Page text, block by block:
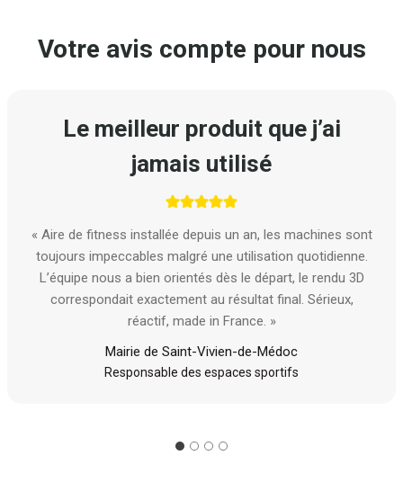
Votre avis compte pour nous
Le meilleur produit que j’ai
jamais utilisé
« Aire de fitness installée depuis un an, les machines sont
toujours impeccables malgré une utilisation quotidienne.
L’équipe nous a bien orientés dès le départ, le rendu 3D
correspondait exactement au résultat final. Sérieux,
réactif, made in France. »
Mairie de Saint-Vivien-de-Médoc
Responsable des espaces sportifs